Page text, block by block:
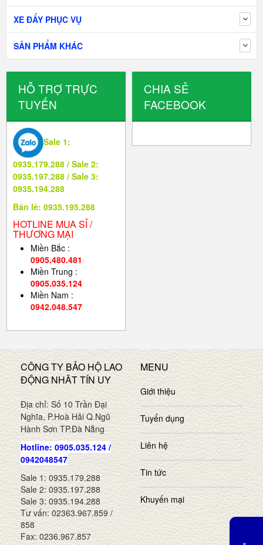
XE ĐẨY PHỤC VỤ
SẢN PHẨM KHÁC
HỖ TRỢ TRỰC
TUYẾN
Sale 1:
0935.179.288 / Sale 2:
0935.197.288 / Sale 3:
0935.194.288
Bán lẻ: 0935.195.288
HOTLINE MUA SỈ /
THƯƠNG MẠI
Miền Bắc :
0905.480.481
Miền Trung :
0905.035.124
Miền Nam :
0942.048.547
CHIA SẺ
FACEBOOK
CÔNG TY BẢO HỘ LAO
ĐỘNG NHÂT TÍN UY
Địa chỉ: Số 10 Trần Đại
Nghĩa, P.Hoà Hải Q.Ngũ
Hành Sơn TP.Đà Nẵng
Hotline: 0905.035.124 /
0942048547
Sale 1: 0935.179.288
Sale 2: 0935.197.288
Sale 3: 0935.194.288
Tư vấn: 02363.967.859 /
858
Fax: 0236.967.857
MENU
Giới thiệu
Tuyển dụng
Liên hệ
Tin tức
Khuyến mại